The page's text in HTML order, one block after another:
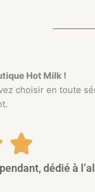
Hot Milk !
choisir en toute
dédié à